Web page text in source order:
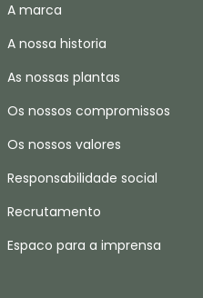
A marca
A nossa historia
As nossas plantas
Os nossos compromissos
Os nossos valores
Responsabilidade social
Recrutamento
Espaco para a imprensa